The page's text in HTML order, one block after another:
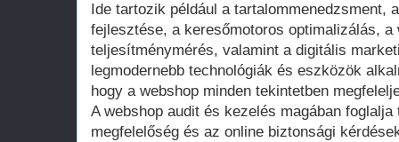
Ide tartozik például a tartalommenedzsment,
fejlesztése, a keresőmotoros optimalizálás, a
teljesítménymérés, valamint a digitális
legmodernebb technológiák és eszközök
hogy a webshop minden tekintetben
A webshop audit és kezelés magában
megfelelőség és az online biztonsági